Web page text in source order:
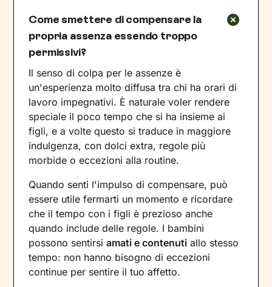
Come smettere di compensare la
propria assenza essendo troppo
permissivi?
Il senso di colpa per le assenze è
un'esperienza molto diffusa tra chi ha orari di
lavoro impegnativi. È naturale voler rendere
speciale il poco tempo che si ha insieme ai
figli, e a volte questo si traduce in maggiore
indulgenza, con dolci extra, regole più
morbide o eccezioni alla routine.
Quando senti l'impulso di compensare, può
essere utile fermarti un momento e ricordare
che il tempo con i figli è prezioso anche
quando include delle regole. I bambini
possono sentirsiamati e contenuti allo stesso
tempo: non hanno bisogno di eccezioni
continue per sentire il tuo affetto.